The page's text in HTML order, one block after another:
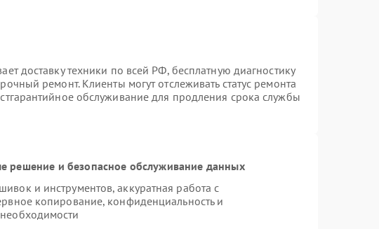
доставку техники по всей РФ, бесплатную диагностику
ремонт. Клиенты могут отслеживать статус ремонта
обслуживание для продления срока службы
решение и безопасное обслуживание данных
и инструментов, аккуратная работа с
копирование, конфиденциальность и